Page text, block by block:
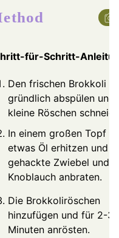
für-Schritt-
Den frischen Brokkoli
gründlich abspülen und
kleine Röschen
In einem großen Topf
etwas Öl erhitzen und
gehackte Zwiebel und
Knoblauch anbraten.
Die Brokkoliröschen
hinzufügen und für 2-3
Minuten anrösten.